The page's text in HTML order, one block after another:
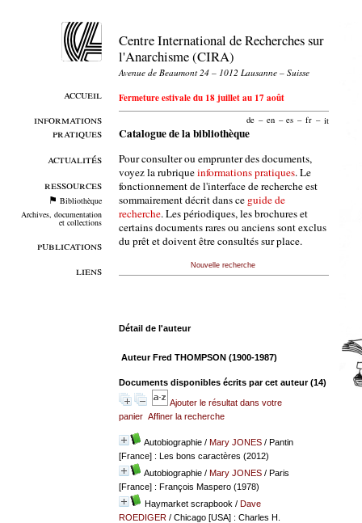
accueil
informations
pratiques
actualités
ressources
Bibliothèque
Archives, documentation
et collections
publications
liens
Centre International de Recherches sur
l'Anarchisme (CIRA)
Avenue de Beaumont 24 – 1012 Lausanne – Suisse
Fermeture estivale du 18 juillet au 17 août
de – en – es – fr – it
Catalogue de la bibliothèque
Pour consulter ou emprunter des documents,
voyez la rubriqueinformations pratiques. Le
fonctionnement de l'interface de recherche est
sommairement décrit dans ce guide de
recherche. Les périodiques, les brochures et
certains documents rares ou anciens sont exclus
du prêt et doivent être consultés sur place.
Nouvelle recherche
Détail de l'auteur
Auteur Fred THOMPSON (1900-1987)
Documents disponibles écrits par cet auteur (14)
Ajouter le résultat dans votre
panier Affiner la recherche
Autobiographie/ Mary JONES/ Pantin
[France] : Les bons caractères (2012)
Autobiographie/ Mary JONES/ Paris
[France] : François Maspero (1978)
Haymarket scrapbook / Dave
ROEDIGER/ Chicago [USA] : Charles H.